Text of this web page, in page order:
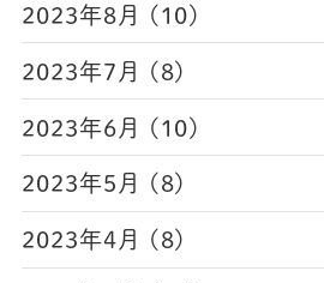
2023年8月 (10)
2023年7月 (8)
2023年6月 (10)
2023年5月 (8)
2023年4月 (8)